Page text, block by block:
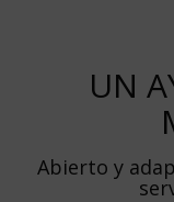
UN
Abierto y